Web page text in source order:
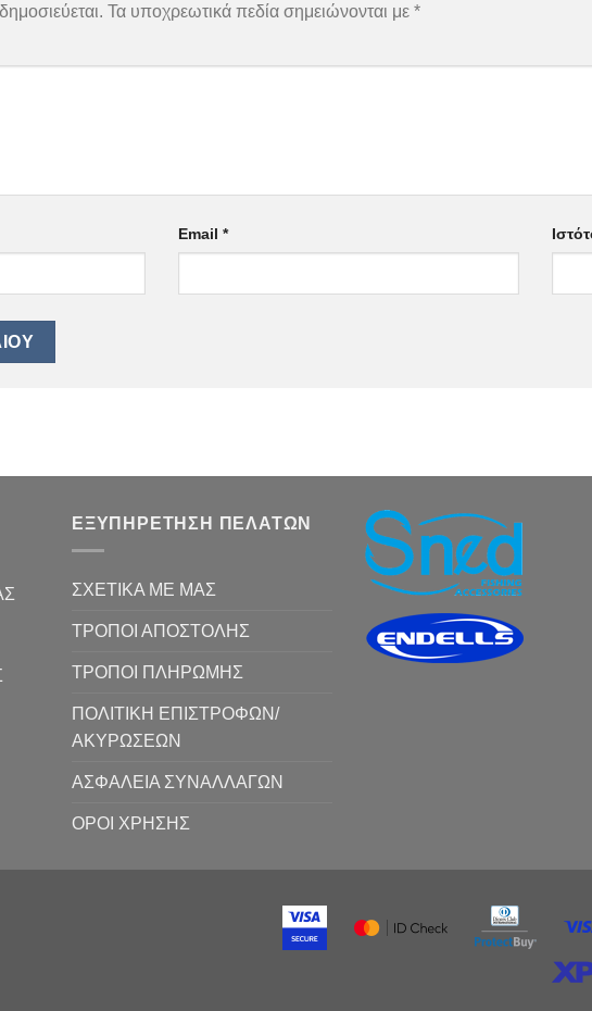
Τα υποχρεωτικά πεδία σημειώνονται με *
Email*
ΕΞΥΠΗΡΕΤΗΣΗ ΠΕΛΑΤΩΝ
ΣΧΕΤΙΚΑ ΜΕ ΜΑΣ
ΤΡΟΠΟΙ ΑΠΟΣΤΟΛΗΣ
ΤΡΟΠΟΙ ΠΛΗΡΩΜΗΣ
ΠΟΛΙΤΙΚΗ ΕΠΙΣΤΡΟΦΩΝ/
ΑΚΥΡΩΣΕΩΝ
ΑΣΦΑΛΕΙΑ ΣΥΝΑΛΛΑΓΩΝ
ΟΡΟΙ ΧΡΗΣΗΣ